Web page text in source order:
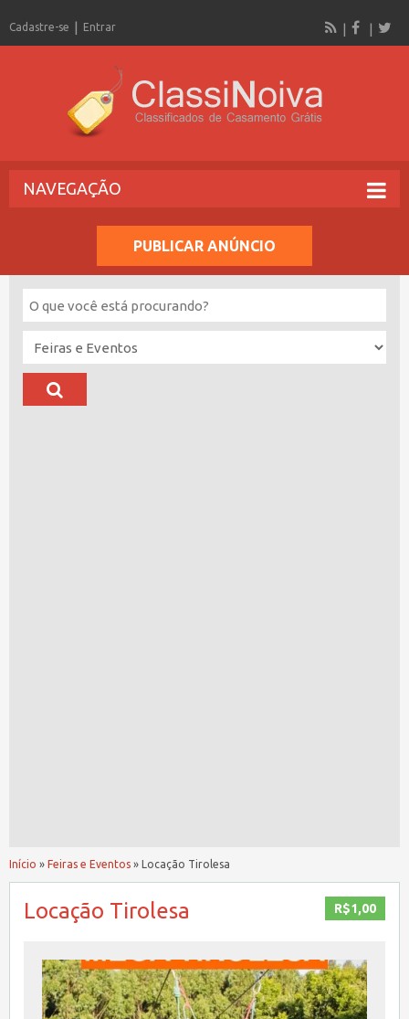
Cadastre-se Entrar
NAVEGAÇÃO
PUBLICAR ANÚNCIO
Início » Feiras e Eventos » Locação Tirolesa
R$1,00
Locação Tirolesa